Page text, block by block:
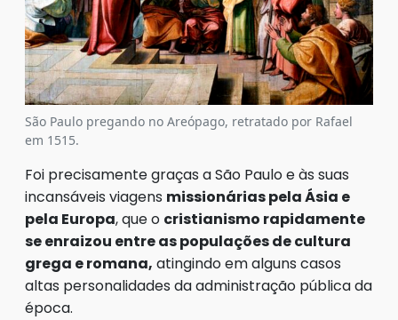
São Paulo pregando no Areópago, retratado por Rafael
em 1515.
Foi precisamente graças a São Paulo e às suas
incansáveis viagens missionárias pela Ásia e
pela Europa, que o cristianismo rapidamente
se enraizou entre as populações de cultura
grega e romana, atingindo em alguns casos
altas personalidades da administração pública da
época.